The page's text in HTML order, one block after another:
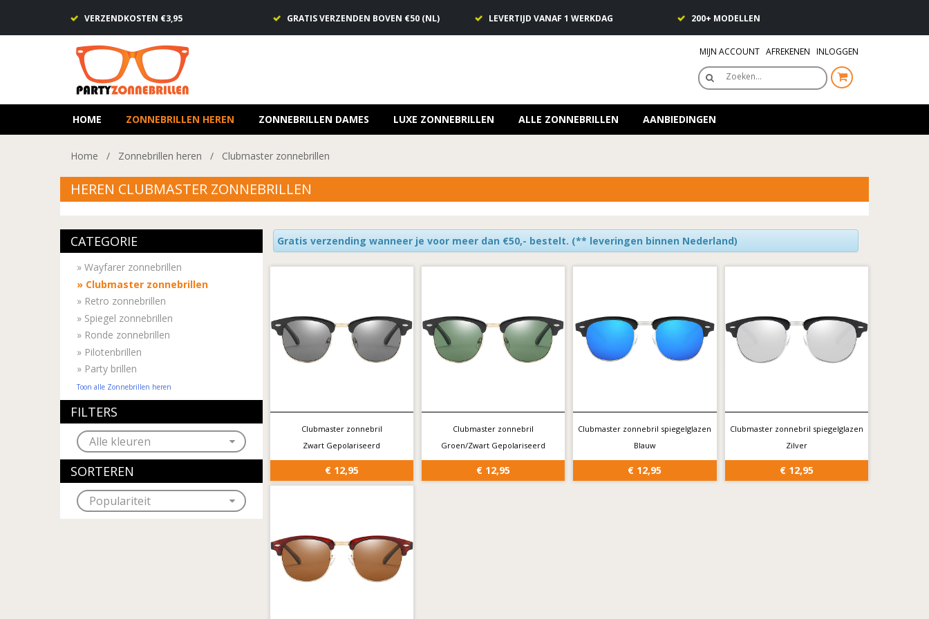
VERZENDKOSTEN €3,95 GRATIS VERZENDEN BOVEN €50 (NL) LEVERTIJD VANAF 1 WERKDAG 200+ MODELLEN
MIJN ACCOUNT AFREKENEN INLOGGEN
Zoeken…
HOME ZONNEBRILLEN HEREN ZONNEBRILLEN DAMES LUXE ZONNEBRILLEN ALLE ZONNEBRILLEN AANBIEDINGEN
Home / Zonnebrillen heren / Clubmaster zonnebrillen
HEREN CLUBMASTER ZONNEBRILLEN
CATEGORIE
» Wayfarer zonnebrillen
» Clubmaster zonnebrillen
» Retro zonnebrillen
» Spiegel zonnebrillen
» Ronde zonnebrillen
» Pilotenbrillen
» Party brillen
Toon alle Zonnebrillen heren
FILTERS
SORTEREN
Gratis verzending wanneer je voor meer dan €50,- bestelt. (** leveringen binnen Nederland)
Clubmaster zonnebril
Zwart Gepolariseerd
€ 12,95
Clubmaster zonnebril
Groen/Zwart Gepolariseerd
€ 12,95
Clubmaster zonnebril spiegelglazen
Blauw
€ 12,95
Clubmaster zonnebril spiegelglazen
Zilver
€ 12,95